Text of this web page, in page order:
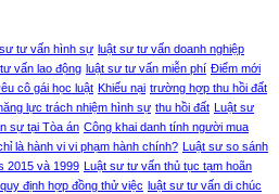
tư vấn hình sự luật sư tư vấn doanh nghiệp
vấn lao động luật sư tư vấn miễn phí Điểm mới
cô gái học luật Khiếu nại trường hợp thu hồi đất
lực trách nhiệm hình sự thu hồi đất Luật sư
sự tại Tòa án Công khai danh tính người mua
là hành vi vi phạm hành chính? Luật sư so sánh
2015 và 1999 Luật sư tư vấn thủ tục tạm hoãn
định hợp đồng thử việc luật sư tư vấn di chúc